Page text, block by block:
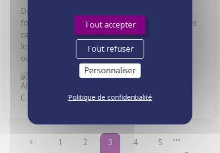
Dans cet article, nous allons explorer les
fondamentaux de SAP BW, son architecture, ses
cas d’usage, ainsi que les raisons pour
lesquelles il est stratégique de se former à cet
outil.
23 avr. 2025
1 2 3 4
5
Tout accepter
Tout refuser
Personnaliser
Politique de confidentialité